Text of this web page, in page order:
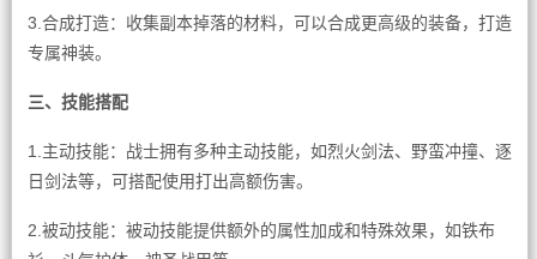
3.合成打造：收集副本掉落的材料，可以合成更高级的装备，打造
专属神装。
三、技能搭配
1.主动技能：战士拥有多种主动技能，如烈火剑法、野蛮冲撞、逐
日剑法等，可搭配使用打出高额伤害。
2.被动技能：被动技能提供额外的属性加成和特殊效果，如铁布